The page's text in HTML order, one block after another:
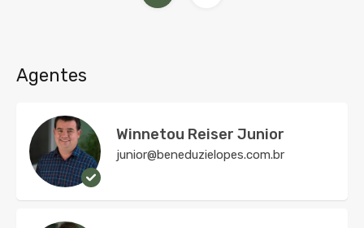
Agentes
Winnetou Reiser Junior
junior@beneduzielopes.com.br